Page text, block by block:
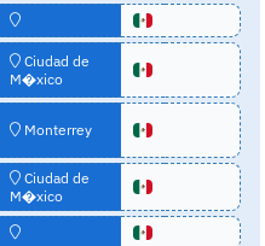
Ciudad de
M�xico
Monterrey
Ciudad de
M�xico